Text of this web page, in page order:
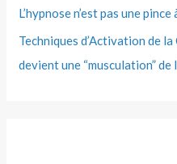
L’hypnose n’est pas une
Techniques d’Activation de
devient une “musculation” de